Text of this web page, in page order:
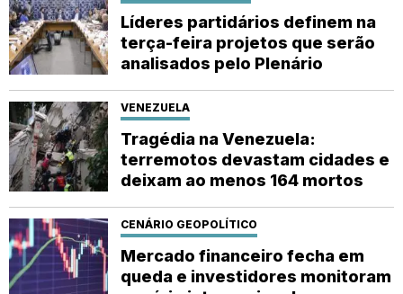
Líderes partidários definem na
terça-feira projetos que serão
analisados pelo Plenário
VENEZUELA
Tragédia na Venezuela:
terremotos devastam cidades e
deixam ao menos 164 mortos
CENÁRIO GEOPOLÍTICO
Mercado financeiro fecha em
queda e investidores monitoram